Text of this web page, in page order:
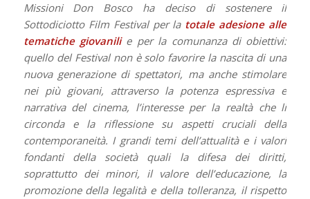
Missioni Don Bosco ha deciso di sostenere il
Sottodiciotto Film Festival per la totale adesione alle
tematiche giovanilie per la comunanza di obiettivi:
quello del Festival non è solo favorire la nascita di una
nuova generazione di spettatori, ma anche stimolare
nei più giovani, attraverso la potenza espressiva e
narrativa del cinema, l’interesse per la realtà che li
circonda e la riflessione su aspetti cruciali della
contemporaneità. I grandi temi dell’attualità e i valori
fondanti della società quali la difesa dei diritti,
soprattutto dei minori, il valore dell’educazione, la
promozione della legalità e della tolleranza, il rispetto